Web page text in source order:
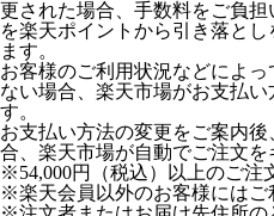
更された場合、手数料をご負
を楽天ポイントから引き落と
ます。
お客様のご利用状況などによ
ない場合、楽天市場がお支払
す。
お支払い方法の変更をご案内
合、楽天市場が自動でご注文を
※54,000円（税込）以上のご注
※楽天会員以外のお客様にはご